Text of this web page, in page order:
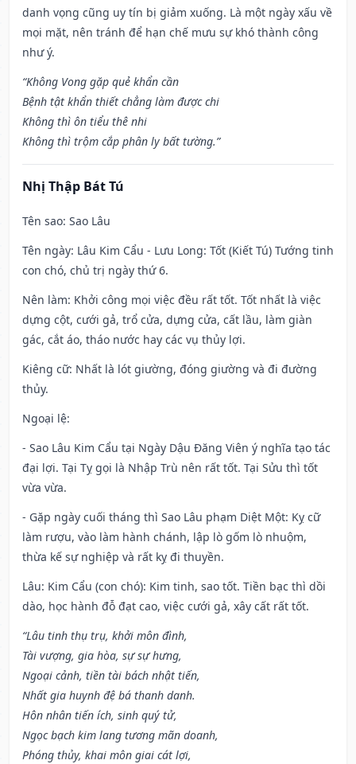
danh vọng cũng uy tín bị giảm xuống. Là một ngày xấu về
mọi mặt, nên tránh để hạn chế mưu sự khó thành công
như ý.
“Không Vong gặp quẻ khẩn cần
Bệnh tật khẩn thiết chẳng làm được chi
Không thì ôn tiểu thê nhi
Không thì trộm cắp phân ly bất tường.”
Nhị Thập Bát Tú
Tên sao: Sao Lâu
Tên ngày: Lâu Kim Cẩu - Lưu Long: Tốt (Kiết Tú) Tướng tinh
con chó, chủ trị ngày thứ 6.
Nên làm: Khởi công mọi việc đều rất tốt. Tốt nhất là việc
dựng cột, cưới gả, trổ cửa, dựng cửa, cất lầu, làm giàn
gác, cắt áo, tháo nước hay các vụ thủy lợi.
Kiêng cữ: Nhất là lót giường, đóng giường và đi đường
thủy.
Ngoại lệ:
- Sao Lâu Kim Cẩu tại Ngày Dậu Đăng Viên ý nghĩa tạo tác
đại lợi. Tại Tỵ gọi là Nhập Trù nên rất tốt. Tại Sửu thì tốt
vừa vừa.
- Gặp ngày cuối tháng thì Sao Lâu phạm Diệt Một: Kỵ cữ
làm rượu, vào làm hành chánh, lập lò gốm lò nhuộm,
thừa kế sự nghiệp và rất kỵ đi thuyền.
Lâu: Kim Cẩu (con chó): Kim tinh, sao tốt. Tiền bạc thì dồi
dào, học hành đỗ đạt cao, việc cưới gả, xây cất rất tốt.
“Lâu tinh thụ trụ, khởi môn đình,
Tài vượng, gia hòa, sự sự hưng,
Ngoại cảnh, tiền tài bách nhật tiến,
Nhất gia huynh đệ bá thanh danh.
Hôn nhân tiến ích, sinh quý tử,
Ngọc bạch kim lang tương mãn doanh,
Phóng thủy, khai môn giai cát lợi,